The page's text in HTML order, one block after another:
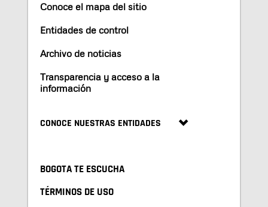
Conoce el mapa del sitio
Entidades de control
Archivo de noticias
Transparencia y acceso a la
información
CONOCE NUESTRAS ENTIDADES
BOGOTA TE ESCUCHA
TÉRMINOS DE USO